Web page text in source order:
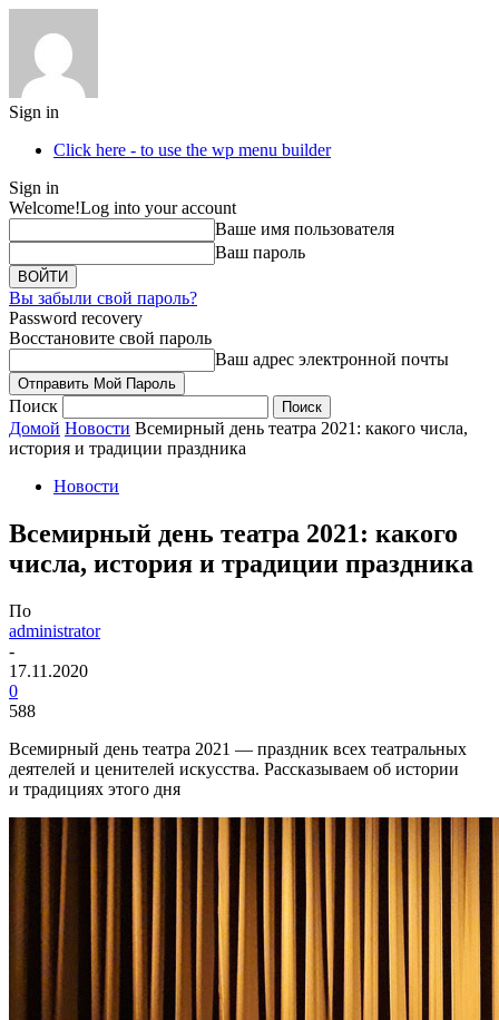
Sign in
Click here - to use the wp menu builder
Sign in
Welcome!Log into your account
Ваше имя пользователя
Ваш пароль
Вы забыли свой пароль?
Password recovery
Восстановите свой пароль
Ваш адрес электронной почты
Поиск
Домой Новости Всемирный день театра 2021: какого числа,
история и традиции праздника
Новости
Всемирный день театра 2021: какого
числа, история и традиции праздника
По
administrator
-
17.11.2020
0
588
Всемирный день театра 2021 — праздник всех театральных
деятелей и ценителей искусства. Рассказываем об истории
и традициях этого дня